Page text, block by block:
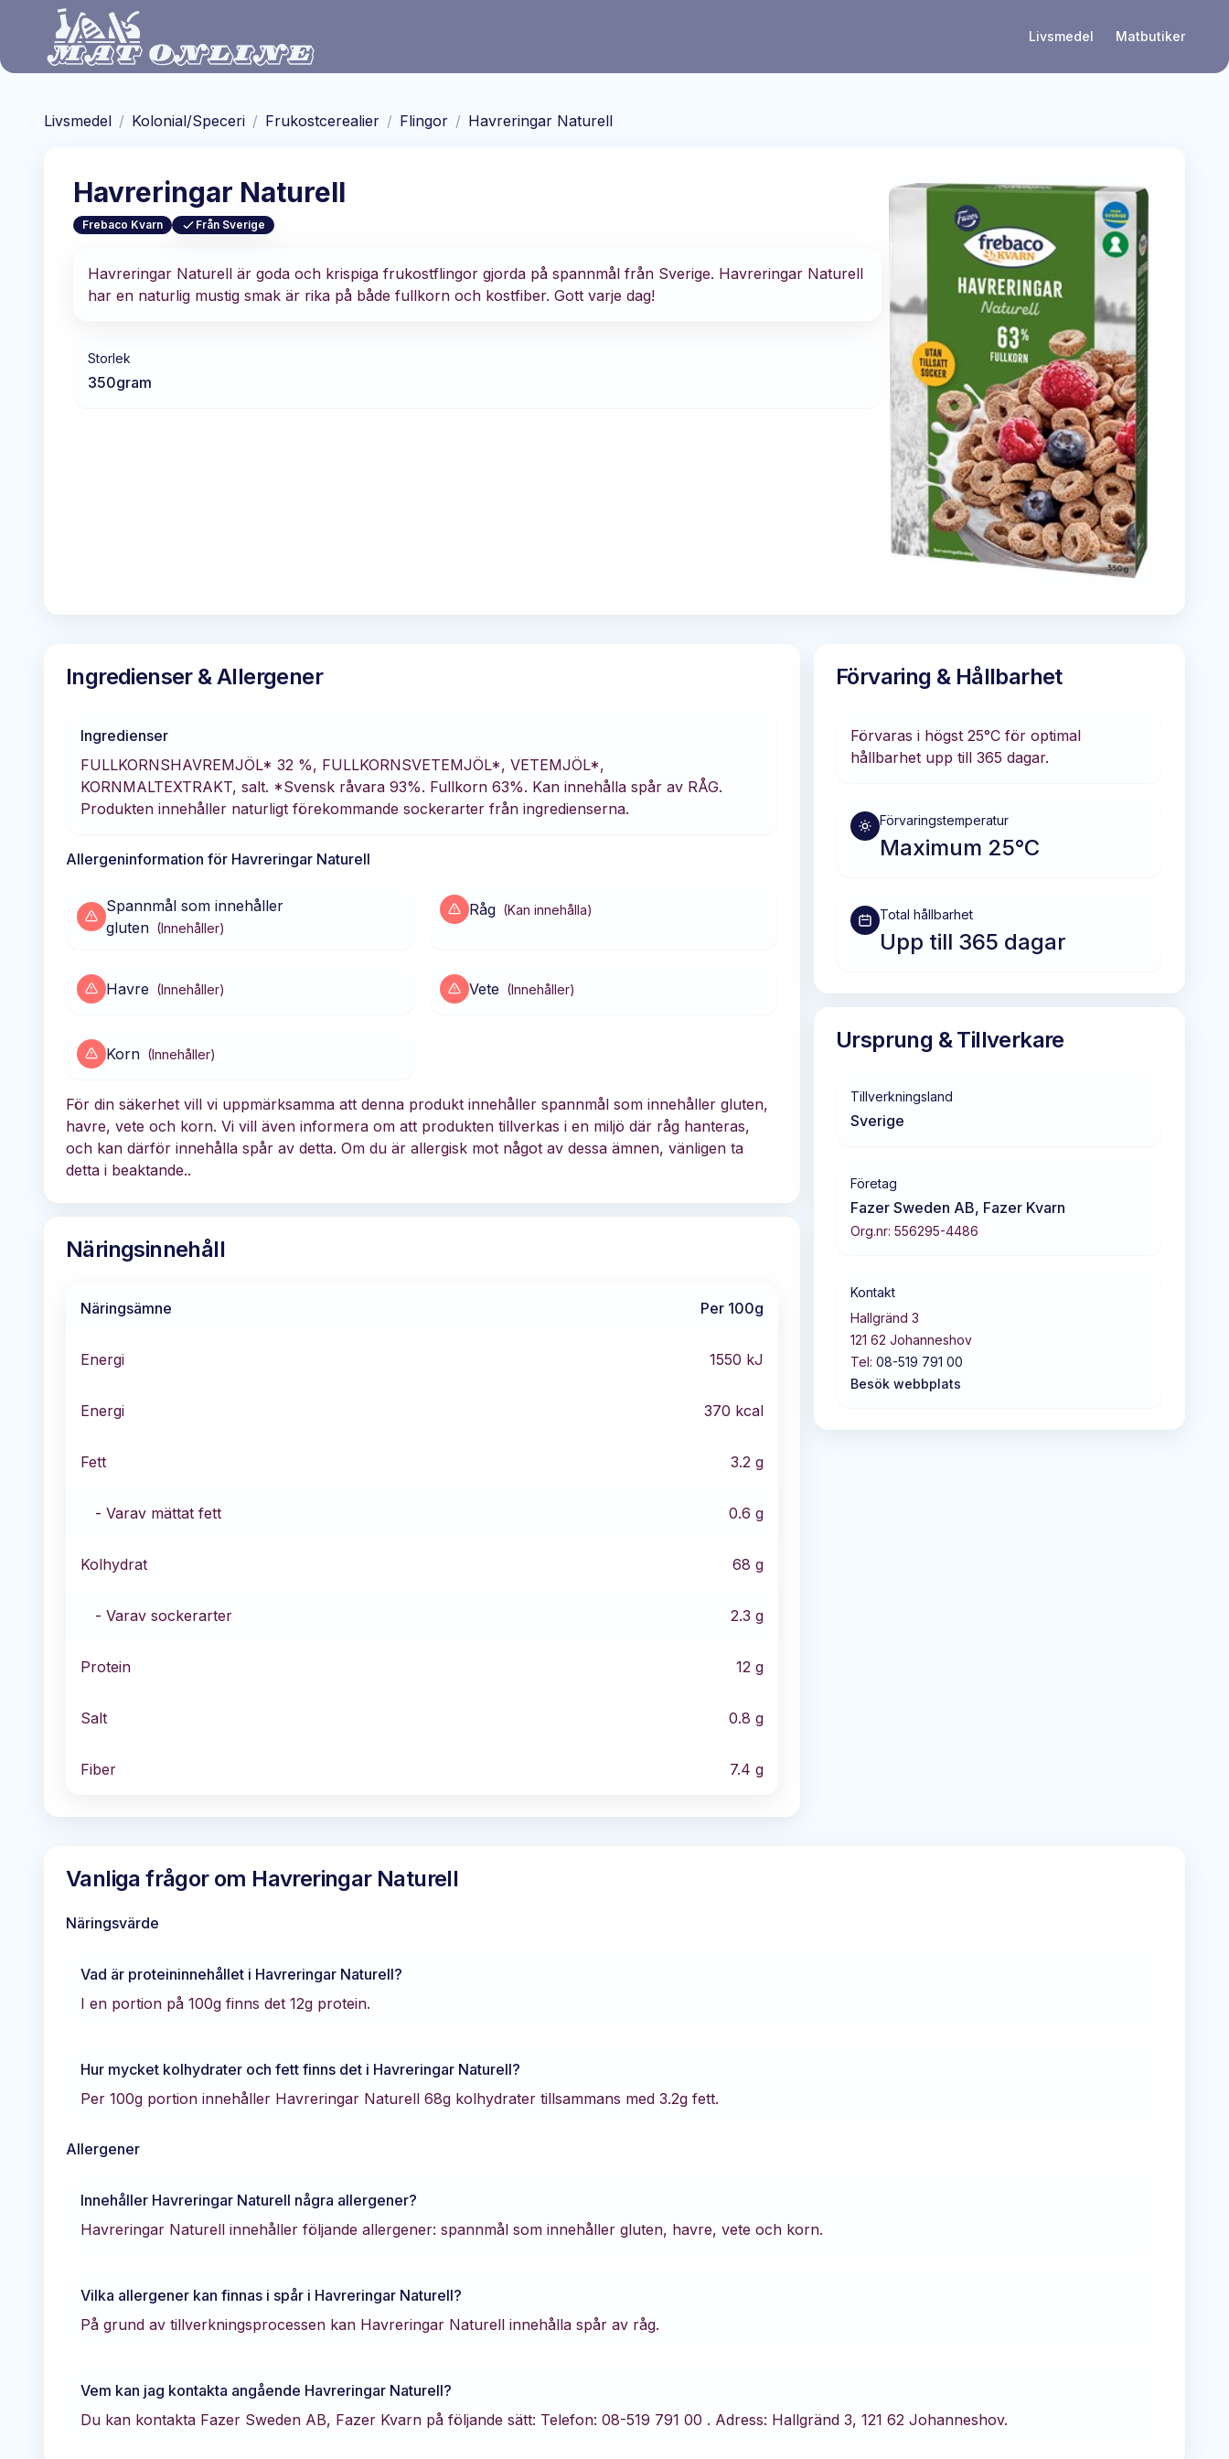
Hoppa till huvudinnehåll
Livsmedel Matbutiker
Livsmedel / Kolonial/Speceri / Frukostcerealier / Flingor / Havreringar Naturell
Havreringar Naturell
Frebaco Kvarn Från Sverige
Havreringar Naturell är goda och krispiga frukostflingor gjorda på spannmål från Sverige. Havreringar Naturell
har en naturlig mustig smak är rika på både fullkorn och kostfiber. Gott varje dag!
Storlek
350gram
Ingredienser & Allergener
Ingredienser
FULLKORNSHAVREMJÖL* 32 %, FULLKORNSVETEMJÖL*, VETEMJÖL*,
KORNMALTEXTRAKT, salt. *Svensk råvara 93%. Fullkorn 63%. Kan innehålla spår av RÅG.
Produkten innehåller naturligt förekommande sockerarter från ingredienserna.
Allergeninformation för Havreringar Naturell
Spannmål som innehåller
gluten (Innehåller)
Råg (Kan innehålla)
Havre (Innehåller) Vete (Innehåller)
Korn (Innehåller)
För din säkerhet vill vi uppmärksamma att denna produkt innehåller spannmål som innehåller gluten,
havre, vete och korn. Vi vill även informera om att produkten tillverkas i en miljö där råg hanteras,
och kan därför innehålla spår av detta. Om du är allergisk mot något av dessa ämnen, vänligen ta
detta i beaktande..
Näringsinnehåll
Näringsämne Per 100g
Energi 1550 kJ
Energi 370 kcal
Fett 3.2 g
- Varav mättat fett 0.6 g
Kolhydrat 68 g
- Varav sockerarter 2.3 g
Protein 12 g
Salt 0.8 g
Fiber 7.4 g
Förvaring & Hållbarhet
Förvaras i högst 25°C för optimal
hållbarhet upp till 365 dagar.
Förvaringstemperatur
Maximum 25°C
Total hållbarhet
Upp till 365 dagar
Ursprung & Tillverkare
Tillverkningsland
Sverige
Företag
Fazer Sweden AB, Fazer Kvarn
Org.nr: 556295-4486
Kontakt
Hallgränd 3
121 62 Johanneshov
Tel: 08-519 791 00
Besök webbplats
Vanliga frågor om Havreringar Naturell
Näringsvärde
Vad är proteininnehållet i Havreringar Naturell?
I en portion på 100g finns det 12g protein.
Hur mycket kolhydrater och fett finns det i Havreringar Naturell?
Per 100g portion innehåller Havreringar Naturell 68g kolhydrater tillsammans med 3.2g fett.
Allergener
Innehåller Havreringar Naturell några allergener?
Havreringar Naturell innehåller följande allergener: spannmål som innehåller gluten, havre, vete och korn.
Vilka allergener kan finnas i spår i Havreringar Naturell?
På grund av tillverkningsprocessen kan Havreringar Naturell innehålla spår av råg.
Vem kan jag kontakta angående Havreringar Naturell?
Du kan kontakta Fazer Sweden AB, Fazer Kvarn på följande sätt: Telefon: 08-519 791 00 . Adress: Hallgränd 3, 121 62 Johanneshov.